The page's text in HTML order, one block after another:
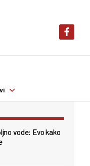
vode: Evo kako